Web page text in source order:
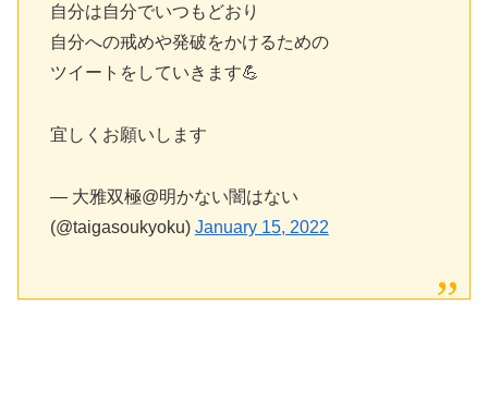
自分は自分でいつもどおり
自分への戒めや発破をかけるための
ツイートをしていきます💪
宜しくお願いします
— 大雅双極@明かない闇はない
(@taigasoukyoku) January 15, 2022